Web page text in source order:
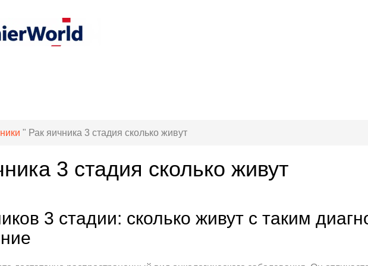
" Рак яичника 3 стадия сколько живут
3 стадия сколько живут
3 стадии: сколько живут с таким